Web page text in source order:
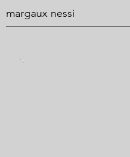
margaux nessi